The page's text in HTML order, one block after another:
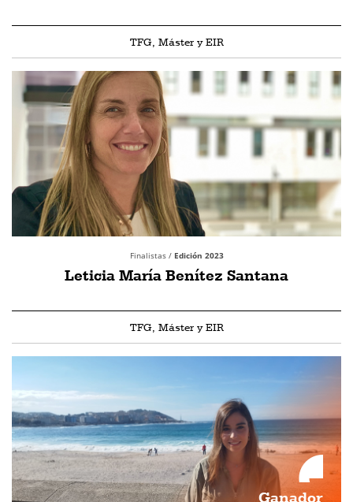
TFG, Máster y EIR
Finalistas / Edición 2023
Leticia María Benítez Santana
TFG, Máster y EIR
Ganador